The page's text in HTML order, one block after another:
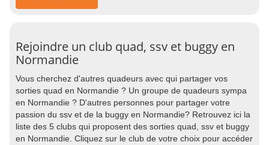
Rejoindre un club quad, ssv et buggy en
Normandie
Vous cherchez d'autres quadeurs avec qui partager vos
sorties quad en Normandie ? Un groupe de quadeurs sympa
en Normandie ? D'autres personnes pour partager votre
passion du ssv et de la buggy en Normandie? Retrouvez ici la
liste des 5 clubs qui proposent des sorties quad, ssv et buggy
en Normandie. Cliquez sur le club de votre choix pour accéder